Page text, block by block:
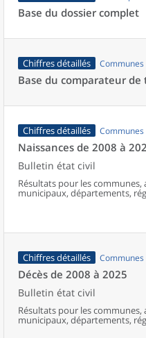
Base du dossier complet
Chiffres détaillés
Base du comparateur
Chiffres détaillés
Naissances de 2008 à
Bulletin état civil
Résultats pour les
municipaux, départements,
d’emploi, bassins de vie,
Chiffres détaillés
Décès de 2008 à 2025
Bulletin état civil
Résultats pour les
municipaux, départements,
d’emploi, bassins de vie,